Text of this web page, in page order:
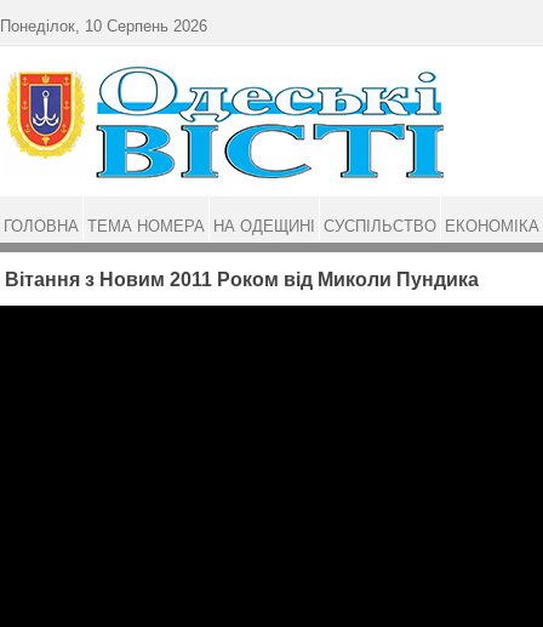
Вітання з Новим 2011 Роком від Миколи Пундика
Понеділок, 10 Серпень 2026
ГОЛОВНА ТЕМА НОМЕРА НА ОДЕЩИНІ СУСПІЛЬСТВО ЕКОНОМІКА